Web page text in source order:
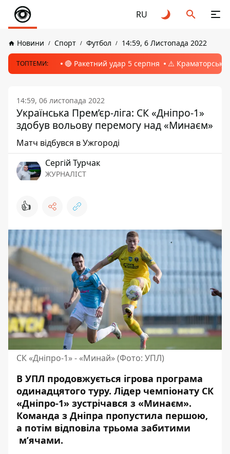
RU
Новини Спорт Футбол 14:59, 6 Листопада 2022
ТОПТЕМИ: 🔴 Ракетний удар 5 серпня ⚠️ Краматорськ,
14:59, 06 листопада 2022
Українська Прем’єр-ліга: СК «Дніпро-1»
здобув вольову перемогу над «Минаєм»
Матч відбувся в Ужгороді
Сергій Турчак
ЖУРНАЛІСТ
👍
СК «Дніпро-1» - «Минай» (Фото: УПЛ)
В УПЛ продовжується ігрова програма
одинадцятого туру. Лідер чемпіонату СК
«Дніпро-1» зустрічався з «Минаєм».
Команда з Дніпра пропустила першою,
а потім відповіла трьома забитими
м’ячами.